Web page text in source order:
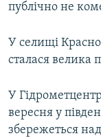
публічно не
У селищі
сталася велика
У
вересня у
збережеться